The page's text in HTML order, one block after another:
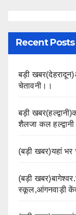
Recent Posts
बड़ी
चेतावनी।।
बड़ी
शैलजा कल
(बड़ी खबर)यहां भर
(बड़ी
स्कूल,आंगनवाड़ी